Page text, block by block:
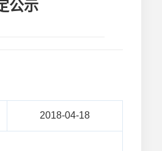
公示
2018-04-18